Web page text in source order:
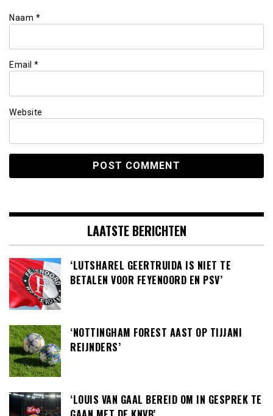
Naam *
Email *
Website
LAATSTE BERICHTEN
‘LUTSHAREL GEERTRUIDA IS NIET TE
BETALEN VOOR FEYENOORD EN PSV’
‘NOTTINGHAM FOREST AAST OP TIJJANI
REIJNDERS’
‘LOUIS VAN GAAL BEREID OM IN GESPREK TE